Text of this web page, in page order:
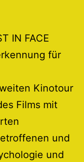
IN FACE
für
Kinotour
Films mit
und
und